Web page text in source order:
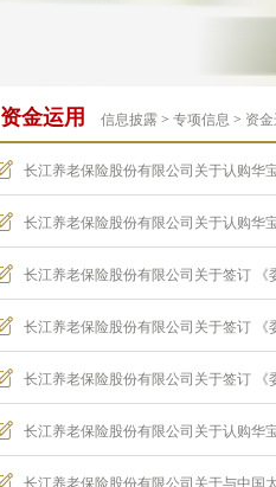
资金运用 信息披露> 专项信息 > 资
长江养老保险股份有限公司关于认购华
长江养老保险股份有限公司关于认购华
长江养老保险股份有限公司关于签订 《
长江养老保险股份有限公司关于签订 《
长江养老保险股份有限公司关于签订 《
长江养老保险股份有限公司关于认购华